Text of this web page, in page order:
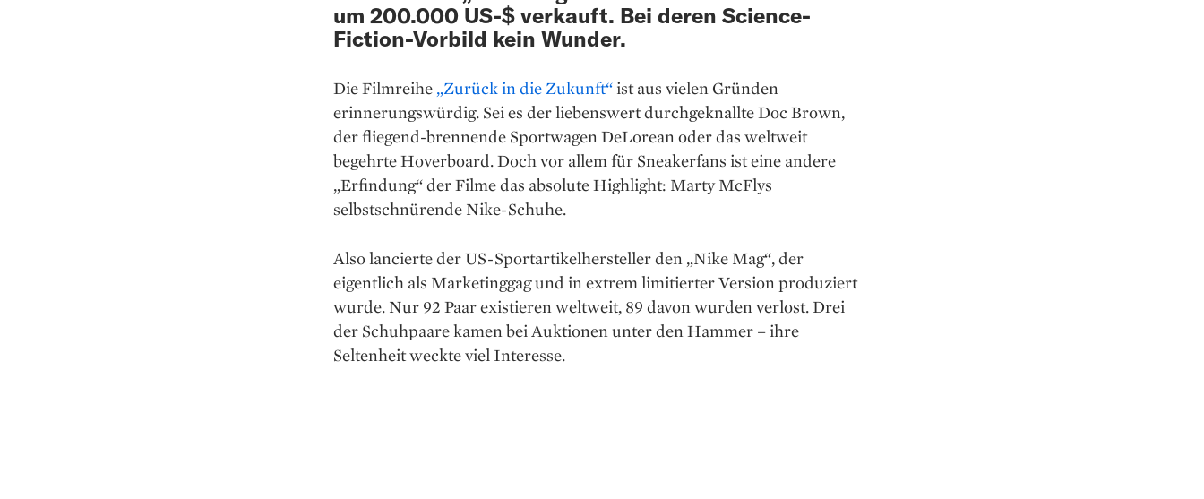
um 200.000 US-$ verkauft. Bei deren Science-
Fiction-Vorbild kein Wunder.
Die Filmreihe „Zurück in die Zukunft“ ist aus vielen Gründen
erinnerungswürdig. Sei es der liebenswert durchgeknallte Doc Brown,
der fliegend-brennende Sportwagen DeLorean oder das weltweit
begehrte Hoverboard. Doch vor allem für Sneakerfans ist eine andere
„Erfindung“ der Filme das absolute Highlight: Marty McFlys
selbstschnürende Nike-Schuhe.
Also lancierte der US-Sportartikelhersteller den „Nike Mag“, der
eigentlich als Marketinggag und in extrem limitierter Version produziert
wurde. Nur 92 Paar existieren weltweit, 89 davon wurden verlost. Drei
der Schuhpaare kamen bei Auktionen unter den Hammer – ihre
Seltenheit weckte viel Interesse.